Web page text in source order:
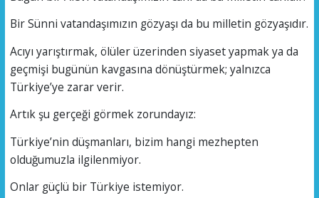
Bir Sünni vatandaşımızın gözyaşı da bu milletin gözyaşıdır.
Acıyı yarıştırmak, ölüler üzerinden siyaset yapmak ya da
geçmişi bugünün kavgasına dönüştürmek; yalnızca
Türkiye’ye zarar verir.
Artık şu gerçeği görmek zorundayız:
Türkiye’nin düşmanları, bizim hangi mezhepten
olduğumuzla ilgilenmiyor.
Onlar güçlü bir Türkiye istemiyor.